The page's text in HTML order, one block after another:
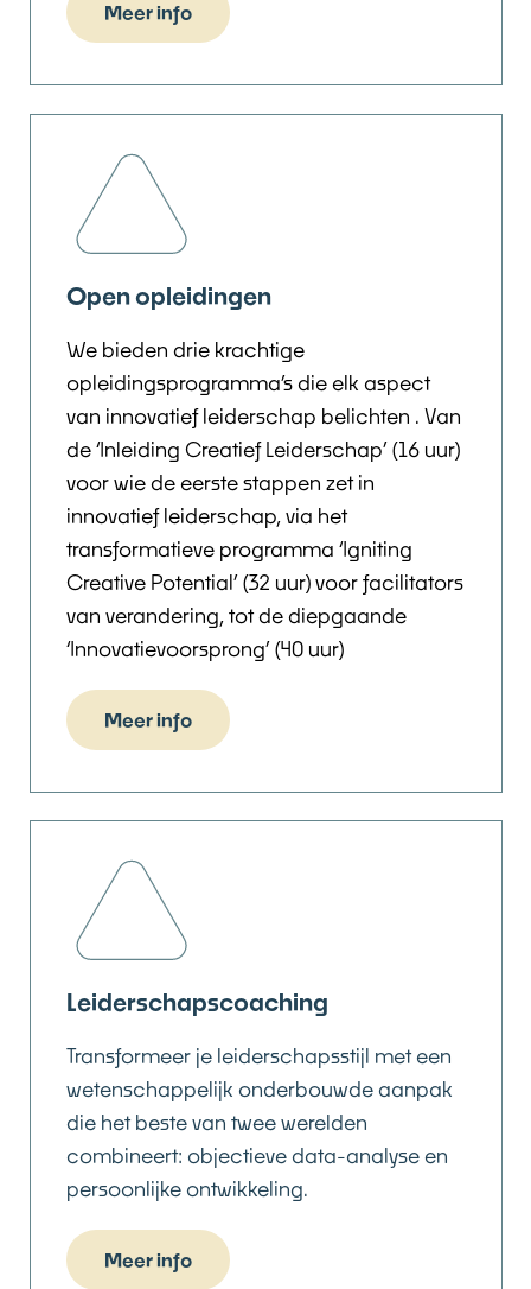
Meer info
Open opleidingen
We bieden drie krachtige
opleidingsprogramma’s die elk aspect
van innovatief leiderschap belichten . Van
de ‘Inleiding Creatief Leiderschap’ (16 uur)
voor wie de eerste stappen zet in
innovatief leiderschap, via het
transformatieve programma ‘Igniting
Creative Potential’ (32 uur) voor facilitators
van verandering, tot de diepgaande
‘Innovatievoorsprong’ (40 uur)
Meer info
Leiderschapscoaching
Transformeer je leiderschapsstijl met een
wetenschappelijk onderbouwde aanpak
die het beste van twee werelden
combineert: objectieve data-analyse en
persoonlijke ontwikkeling.
Meer info